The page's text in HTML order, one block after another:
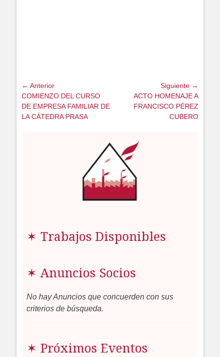
Navegación
de
entradas
← Anterior
Publicación
anterior
COMIENZO DEL CURSO
DE EMPRESA FAMILIAR DE
LA CÁTEDRA PRASA
Siguiente →
Siguiente
publicación
ACTO HOMENAJE A
FRANCISCO PÉREZ
CUBERO
✶ Trabajos Disponibles
✶ Anuncios Socios
No hay Anuncios que concuerden con sus
criterios de búsqueda.
✶ Próximos Eventos